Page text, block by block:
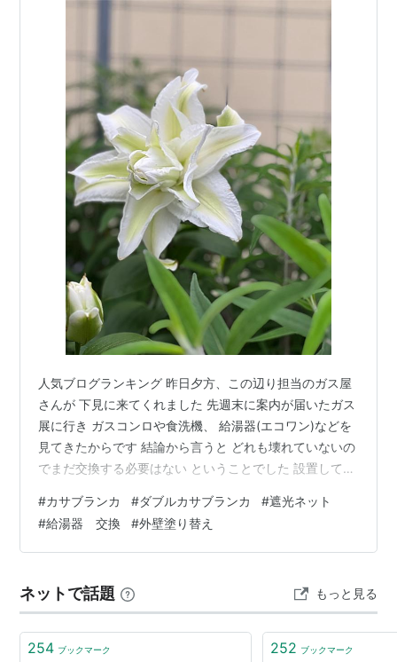
人気ブログランキング 昨日夕方、この辺り担当のガス屋
さんが 下見に来てくれました 先週末に案内が届いたガス
展に行き ガスコンロや食洗機、 給湯器(エコワン)などを
見てきたからです 結論から言うと どれも壊れていないの
でまだ交換する必要はない ということでした 設置してか
ば いいということでした (ガス展の営業の方は 来年はど
うなるかわからないので補助金１２万が 出るうちにと言
っていました) 家を建てて最初に傷むのは水回りの配管だ
リフォームの対象になるそうです ガスはその後……？ ガ
スコンロ…
#カサブランカ #ダブルカサブランカ #遮光ネット
#給湯器 交換 #外壁塗り替え
ネットで話題 もっと見る
254 ブックマーク 252 ブックマーク